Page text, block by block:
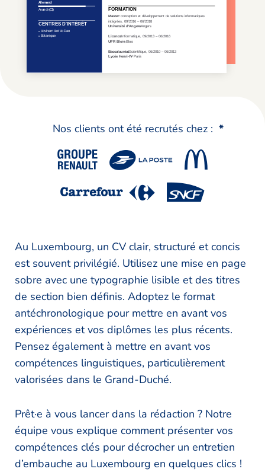
Nos clients ont été recrutés chez : *
Au Luxembourg, un CV clair, structuré et concis
est souvent privilégié. Utilisez une mise en page
sobre avec une typographie lisible et des titres
de section bien définis. Adoptez le format
antéchronologique pour mettre en avant vos
expériences et vos diplômes les plus récents.
Pensez également à mettre en avant vos
compétences linguistiques, particulièrement
valorisées dans le Grand-Duché.
Prêt·e à vous lancer dans la rédaction ? Notre
équipe vous explique comment présenter vos
compétences clés pour décrocher un entretien
d’embauche au Luxembourg en quelques clics !